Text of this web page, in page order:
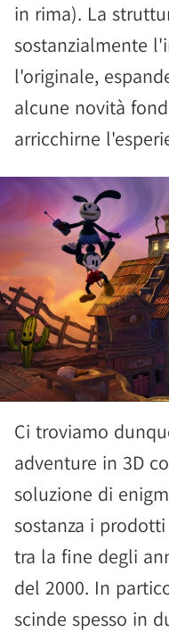
in rima). La
sostanzialmente
l'originale,
alcune novità
arricchirne
Ci troviamo
adventure in 3D
soluzione di
sostanza i
tra la fine degli
del 2000. In
scinde spesso in